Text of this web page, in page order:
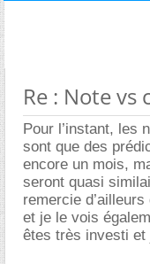
Re : Note vs
Pour l’instant, les
sont que des
encore un mois,
seront quasi
remercie
et je le vois
êtes très investi et